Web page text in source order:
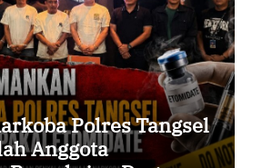
Polres Tangsel
Anggota